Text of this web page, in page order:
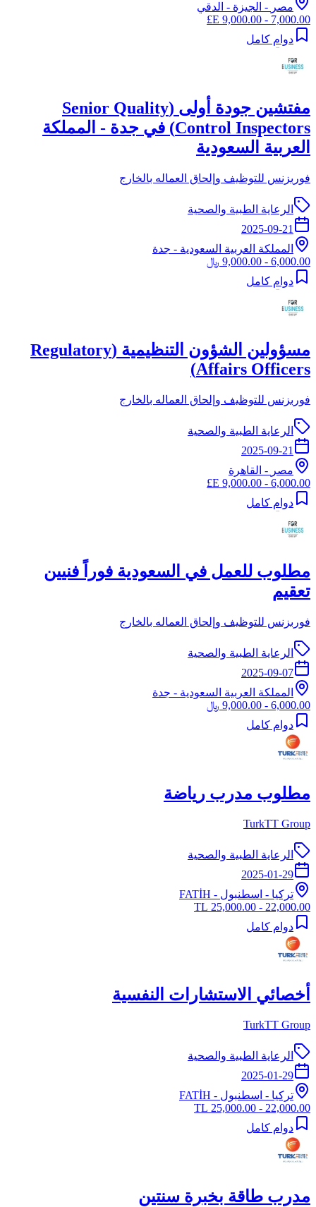
مصر - الجيزة - الدقي
7,000.00 - 9,000.00 E£
دوام كامل
مفتشين جودة أولى (Senior Quality
Control Inspectors) في جدة - المملكة
العربية السعودية
فوربزنس للتوظيف وإلحاق العماله بالخارج
الرعاية الطبية والصحية
2025-09-21
المملكة العربية السعودية - جدة
6,000.00 - 9,000.00 ﷼
دوام كامل
مسؤولين الشؤون التنظيمية (Regulatory
Affairs Officers)
فوربزنس للتوظيف وإلحاق العماله بالخارج
الرعاية الطبية والصحية
2025-09-21
مصر - القاهرة
6,000.00 - 9,000.00 E£
دوام كامل
مطلوب للعمل في السعودية فوراً فنيين
تعقيم
فوربزنس للتوظيف وإلحاق العماله بالخارج
الرعاية الطبية والصحية
2025-09-07
المملكة العربية السعودية - جدة
6,000.00 - 9,000.00 ﷼
دوام كامل
مطلوب مدرب رياضة
TurkTT Group
الرعاية الطبية والصحية
2025-01-29
تركيا - اسطنبول - FATİH
22,000.00 - 25,000.00 TL
دوام كامل
أخصائي الاستشارات النفسية
TurkTT Group
الرعاية الطبية والصحية
2025-01-29
تركيا - اسطنبول - FATİH
22,000.00 - 25,000.00 TL
دوام كامل
مدرب طاقة بخبرة سنتين